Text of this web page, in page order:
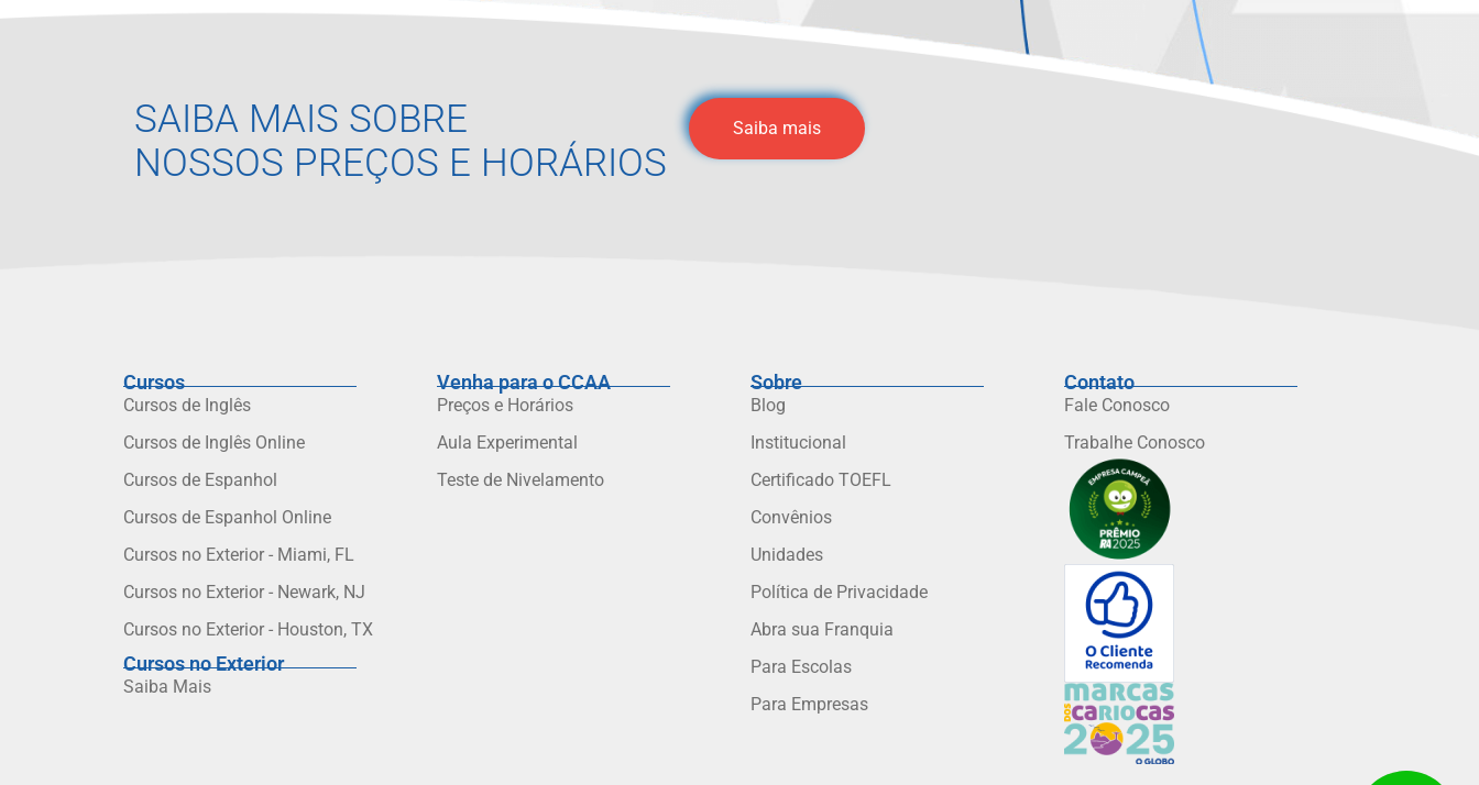
SAIBA MAIS SOBRE
NOSSOS PREÇOS E HORÁRIOS
Saiba mais
Cursos
Cursos de Inglês
Cursos de Inglês Online
Cursos de Espanhol
Cursos de Espanhol Online
Cursos no Exterior - Miami, FL
Cursos no Exterior - Newark, NJ
Cursos no Exterior - Houston, TX
Cursos no Exterior
Saiba Mais
Venha para o CCAA
Preços e Horários
Aula Experimental
Teste de Nivelamento
Sobre
Blog
Institucional
Certificado TOEFL
Convênios
Unidades
Política de Privacidade
Abra sua Franquia
Para Escolas
Para Empresas
Contato
Fale Conosco
Trabalhe Conosco